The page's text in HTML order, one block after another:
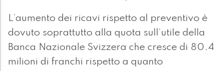
L’aumento dei ricavi rispetto al preventivo è
dovuto soprattutto alla quota sull’utile della
Banca Nazionale Svizzera che cresce di 80.4
milioni di franchi rispetto a quanto